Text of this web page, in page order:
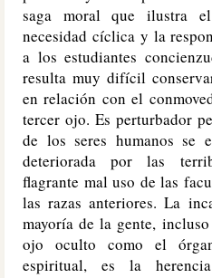
saga moral que ilustra
necesidad cíclica y la
a los estudiantes
resulta muy difícil
en relación con el
tercer ojo. Es perturbador
de los seres humanos se
deteriorada por las
flagrante mal uso de las
las razas anteriores. La
mayoría de la gente,
ojo oculto como el
espiritual, es la